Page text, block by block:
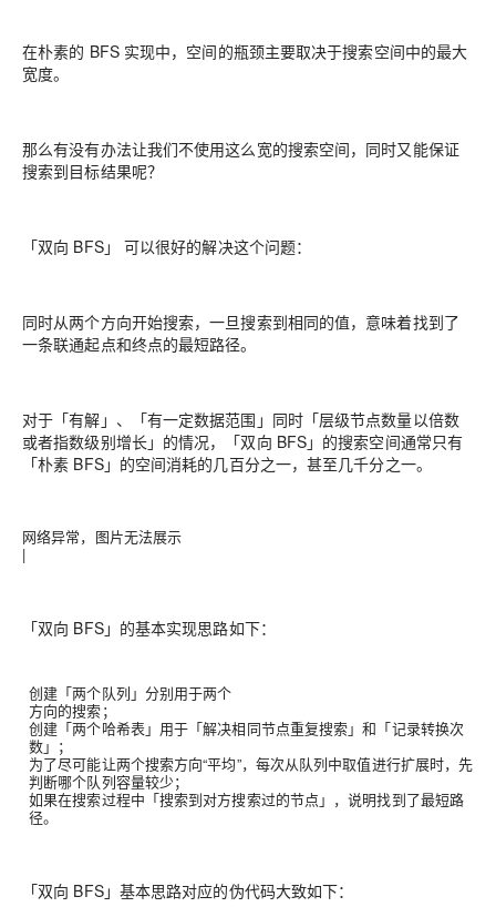
在朴素的 BFS 实现中，空间的瓶颈主要取决于搜索空间中的最大
宽度。
那么有没有办法让我们不使用这么宽的搜索空间，同时又能保证
搜索到目标结果呢？
「双向 BFS」 可以很好的解决这个问题：
同时从两个方向开始搜索，一旦搜索到相同的值，意味着找到了
一条联通起点和终点的最短路径。
对于「有解」、「有一定数据范围」同时「层级节点数量以倍数
或者指数级别增长」的情况，「双向 BFS」的搜索空间通常只有
「朴素 BFS」的空间消耗的几百分之一，甚至几千分之一。
网络异常，图片无法展示
|
「双向 BFS」的基本实现思路如下：
创建「两个队列」分别用于两个
方向的搜索；
创建「两个哈希表」用于「解决相同节点重复搜索」和「记录转换次
数」；
为了尽可能让两个搜索方向“平均”，每次从队列中取值进行扩展时，先
判断哪个队列容量较少；
如果在搜索过程中「搜索到对方搜索过的节点」，说明找到了最短路
径。
「双向 BFS」基本思路对应的伪代码大致如下：